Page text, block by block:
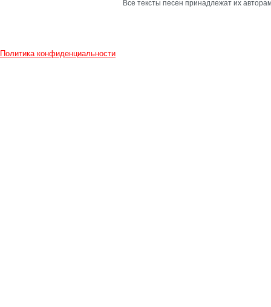
Все тексты песен принадлежат их
Политика конфиденциальности